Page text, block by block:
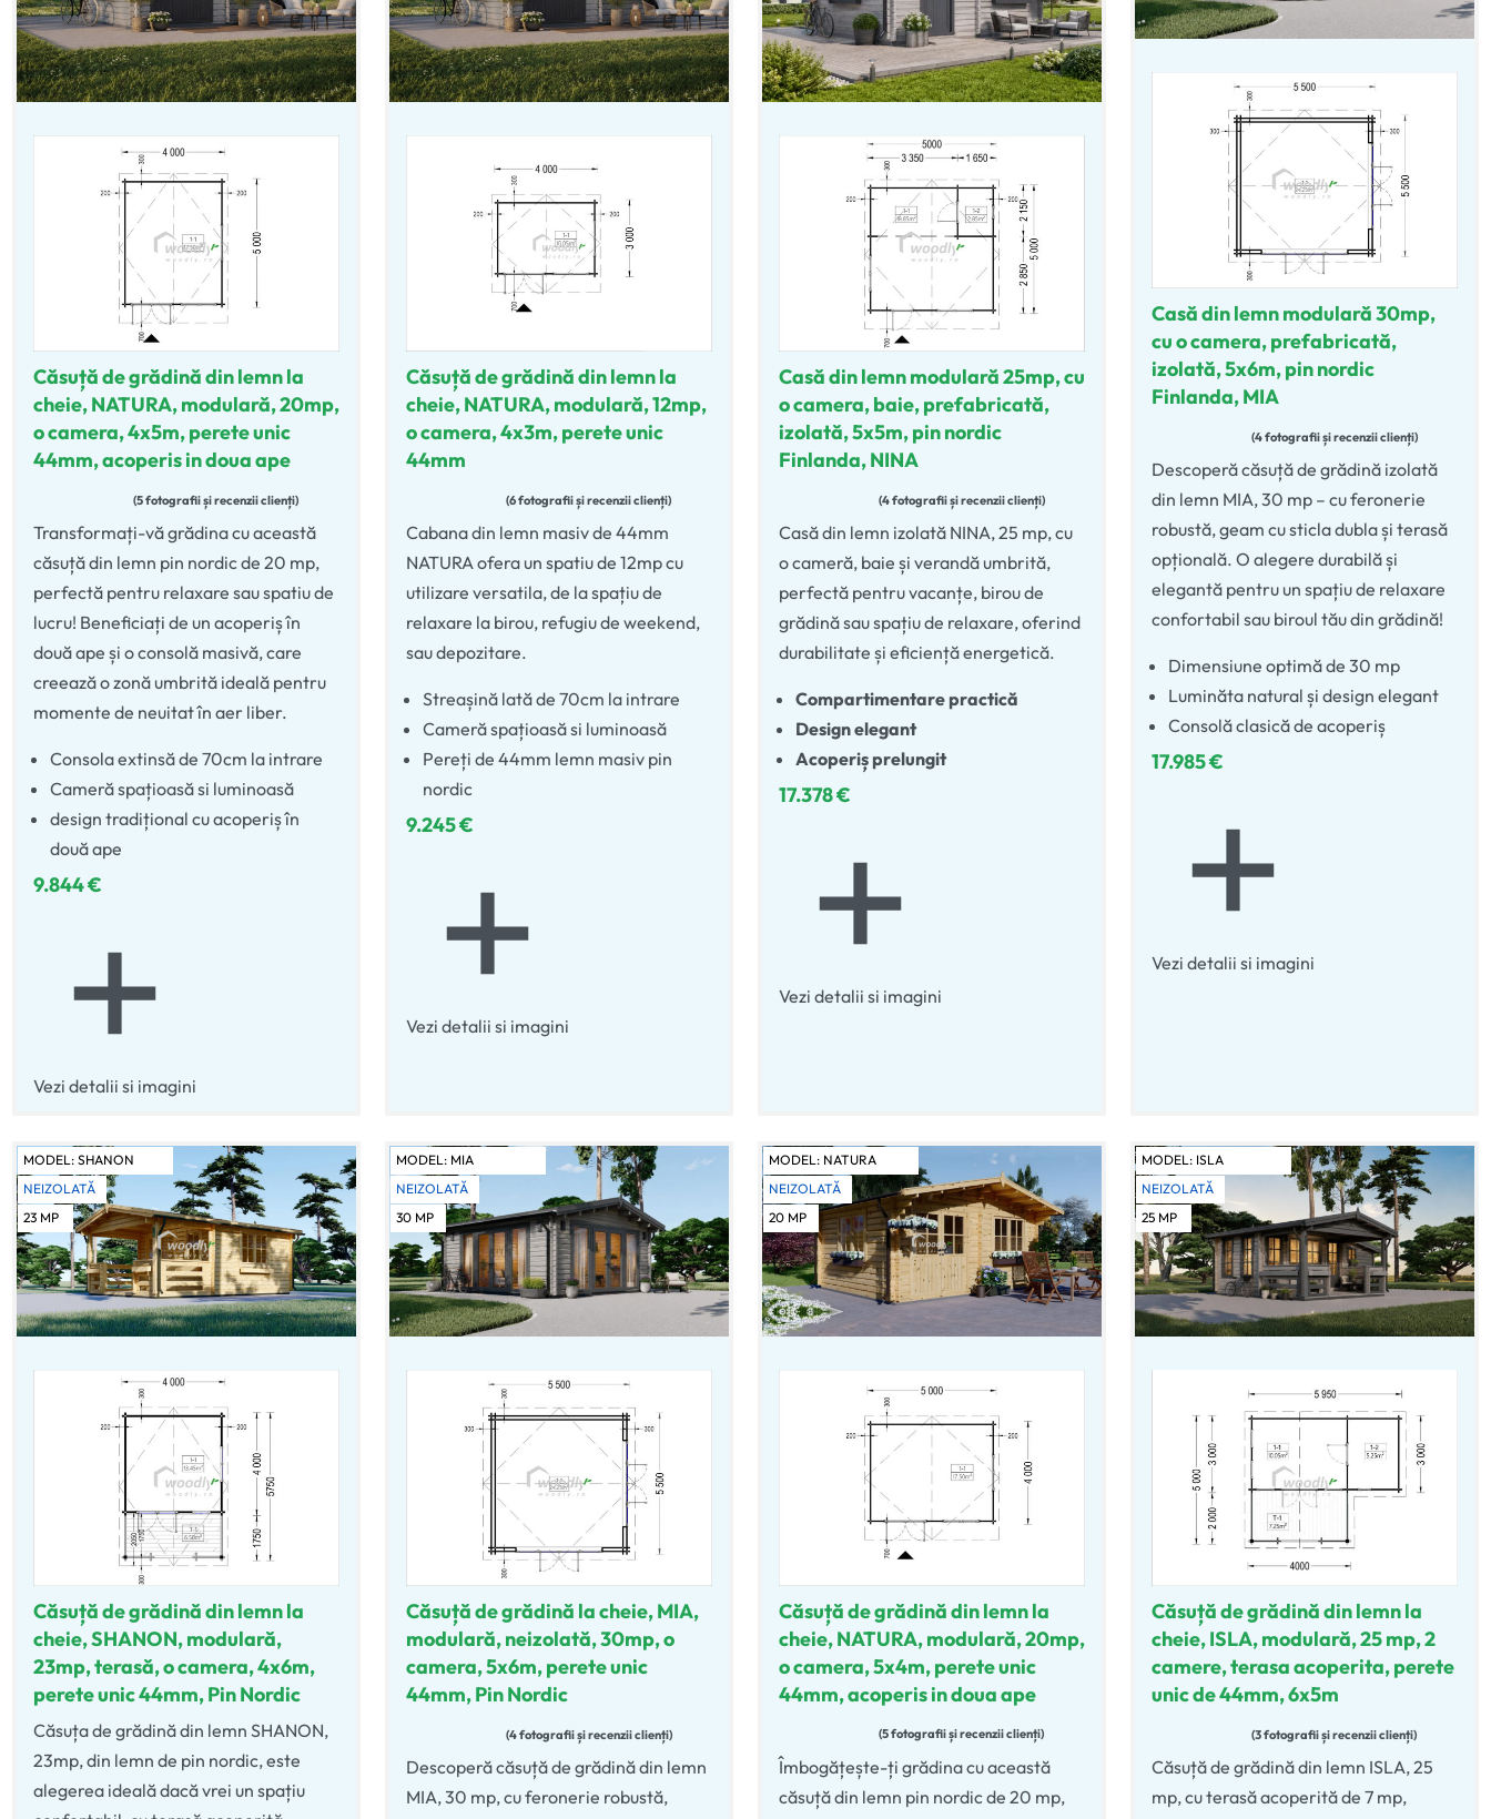
Căsuță de grădină din lemn la
cheie, NATURA, modulară, 20mp,
o camera, 4x5m, perete unic
44mm, acoperis in doua ape
Evaluat la5.00din 5
5 fotografii și recenzii clienți
Transformați-vă grădina cu această
căsuță din lemn pin nordic de 20 mp,
perfectă pentru relaxare sau spatiu de
lucru! Beneficiați de un acoperiș în
două ape și o consolă masivă, care
creează o zonă umbrită ideală pentru
momente de neuitat în aer liber.
Consola extinsă de 70cm la intrare
Cameră spațioasă si luminoasă
design tradițional cu acoperiș în
două ape
9.844€
Vezi detalii si imagini
Căsuță de grădină din lemn la
cheie, NATURA, modulară, 12mp,
o camera, 4x3m, perete unic
44mm
Evaluat la 5.00 din 5
6 fotografii și recenzii clienți
Cabana din lemn masiv de 44mm
NATURA ofera un spatiu de 12mp cu
utilizare versatila, de la spațiu de
relaxare la birou, refugiu de weekend,
sau depozitare.
Streașină lată de 70cm la intrare
Cameră spațioasă si luminoasă
Pereți de 44mm lemn masiv pin
nordic
9.245€
Vezi detalii si imagini
Casă din lemn modulară 25mp, cu
o camera, baie, prefabricată,
izolată, 5x5m, pin nordic
Finlanda, NINA
Evaluat la4.75din 5
4 fotografii și recenzii clienți
Casă din lemn izolată NINA, 25 mp, cu
o cameră, baie și verandă umbrită,
perfectă pentru vacanțe, birou de
grădină sau spațiu de relaxare, oferind
durabilitate și eficiență energetică.
Compartimentare practică
Design elegant
Acoperiș prelungit
17.378€
Vezi detalii si imagini
Casă din lemn modulară 30mp,
cu o camera, prefabricată,
izolată, 5x6m, pin nordic
Finlanda, MIA
Evaluat la5.00din 5
4 fotografii și recenzii clienți
Descoperă căsuță de grădină izolată
din lemn MIA, 30 mp – cu feronerie
robustă, geam cu sticla dubla și terasă
opțională. O alegere durabilă și
elegantă pentru un spațiu de relaxare
confortabil sau biroul tău din grădină!
Dimensiune optimă de 30 mp
Luminăta natural și design elegant
Consolă clasică de acoperiș
17.985€
Vezi detalii si imagini
MODEL: SHANON
NEIZOLATĂ
23 MP
Căsuță de grădină din lemn la
cheie, SHANON, modulară,
23mp, terasă, o camera, 4x6m,
perete unic 44mm, Pin Nordic
Căsuța de grădină din lemn SHANON,
23mp, din lemn de pin nordic, este
alegerea ideală dacă vrei un spațiu
MODEL: MIA
NEIZOLATĂ
30 MP
Căsuță de grădină la cheie, MIA,
modulară, neizolată, 30mp, o
camera, 5x6m, perete unic
44mm, Pin Nordic
Evaluat la5.00din 5
4 fotografii și recenzii clienți
Descoperă căsuță de grădină din lemn
MIA, 30 mp, cu feronerie robustă,
MODEL: NATURA
NEIZOLATĂ
20 MP
Căsuță de grădină din lemn la
cheie, NATURA, modulară, 20mp,
o camera, 5x4m, perete unic
44mm, acoperis in doua ape
Evaluat la5.00din 5
5 fotografii și recenzii clienți
Îmbogățește-ți grădina cu această
căsuță din lemn pin nordic de 20 mp,
MODEL: ISLA
NEIZOLATĂ
25 MP
Căsuță de grădină din lemn la
cheie, ISLA, modulară, 25 mp, 2
camere, terasa acoperita, perete
unic de 44mm, 6x5m
Evaluat la4.67din 5
3 fotografii și recenzii clienți
Căsuță de grădină din lemn ISLA, 25
mp, cu terasă acoperită de 7 mp,